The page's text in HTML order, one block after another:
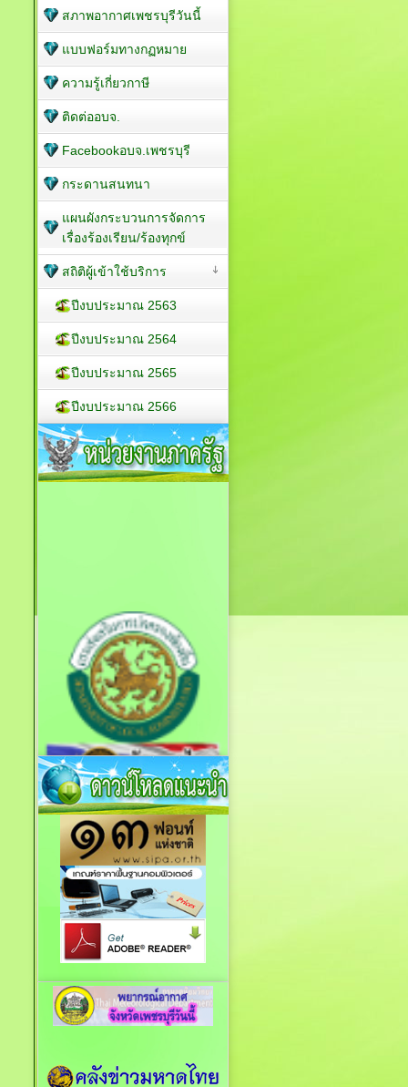
สภาพอากาศเพชรบุรีวันนี้
แบบฟอร์มทางกฏหมาย
ความรู้เกี่ยวกาษี
ติดต่ออบจ.
Facebookอบจ.เพชรบุรี
กระดานสนทนา
แผนผังกระบวนการจัดการ
เรื่องร้องเรียน/ร้องทุกข์
สถิติผู้เข้าใช้บริการ
ปีงบประมาณ 2563
ปีงบประมาณ 2564
ปีงบประมาณ 2565
ปีงบประมาณ 2566